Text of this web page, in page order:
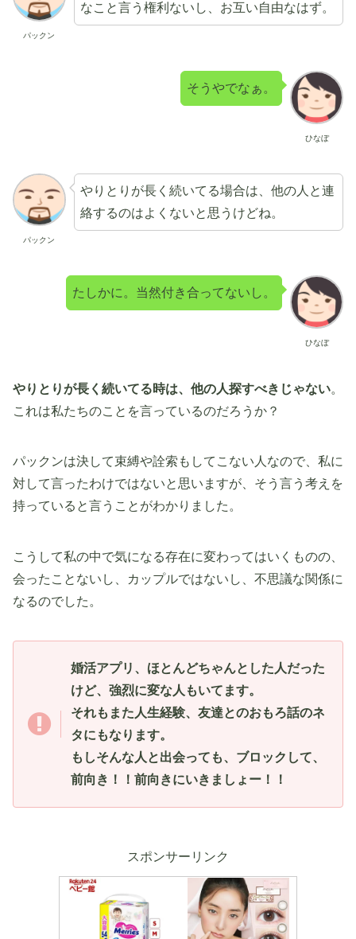
パックン
なこと言う権利ないし、お互い自由なはず。
ひなぼ
そうやでなぁ。
パックン
やりとりが長く続いてる場合は、他の人と連
絡するのはよくないと思うけどね。
ひなぼ
たしかに。当然付き合ってないし。
やりとりが長く続いてる時は、他の人探すべきじゃない。
これは私たちのことを言っているのだろうか？
パックンは決して束縛や詮索もしてこない人なので、私に
対して言ったわけではないと思いますが、そう言う考えを
持っていると言うことがわかりました。
こうして私の中で気になる存在に変わってはいくものの、
会ったことないし、カップルではないし、不思議な関係に
なるのでした。
婚活アプリ、ほとんどちゃんとした人だった
けど、強烈に変な人もいてます。
それもまた人生経験、友達とのおもろ話のネ
タにもなります。
もしそんな人と出会っても、ブロックして、
前向き！！前向きにいきましょー！！
スポンサーリンク